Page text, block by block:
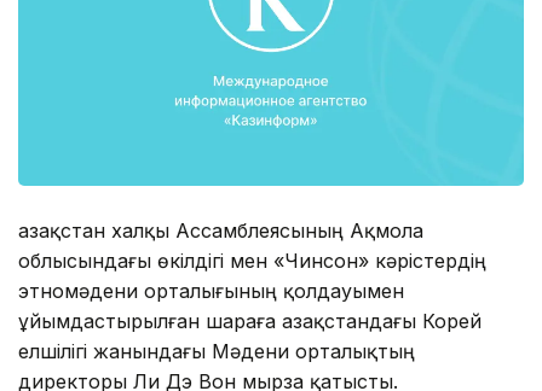
Қазақстан халқы Ассамблеясының Ақмола
облысындағы өкілдігі мен «Чинсон» кәрістердің
этномәдени орталығының қолдауымен
ұйымдастырылған шараға Қазақстандағы Корей
елшілігі жанындағы Мәдени орталықтың
директоры Ли Дэ Вон мырза қатысты.